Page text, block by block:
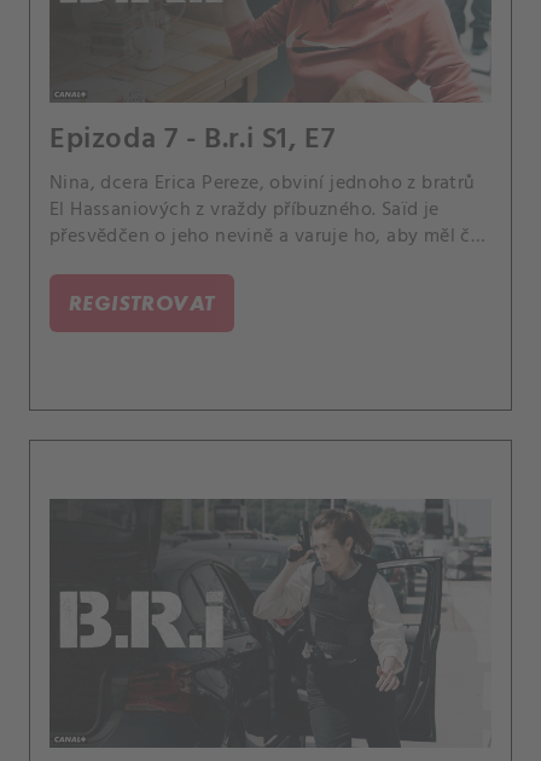
Epizoda 7 - B.r.i S1, E7
Nina, dcera Erica Pereze, obviní jednoho z bratrů
El Hassaniových z vraždy příbuzného. Saïd je
přesvědčen o jeho nevině a varuje ho, aby měl čas
REGISTROVAT